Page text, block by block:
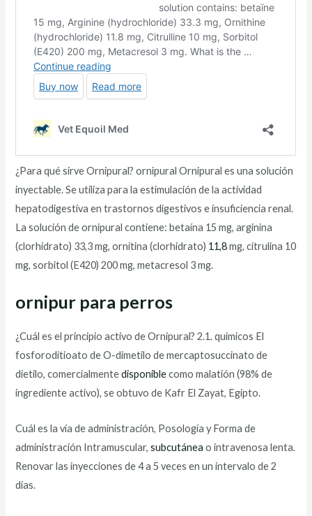
¿Para qué sirve Ornipural? ornipural Ornipural es una solución
inyectable. Se utiliza para la estimulación de la actividad
hepatodigestiva en trastornos digestivos e insuficiencia renal.
La solución de ornipural contiene: betaína 15 mg, arginina
(clorhidrato) 33,3 mg, ornitina (clorhidrato) 11,8mg, citrulina 10
mg, sorbitol (E420) 200 mg, metacresol 3 mg.
ornipur para perros
¿Cuál es el principio activo de Ornipural? 2.1. quimicos El
fosforoditioato de O-dimetilo de mercaptosuccinato de
dietilo, comercialmentedisponiblecomo malatión (98% de
ingrediente activo), se obtuvo de Kafr El Zayat, Egipto.
Cuál es la vía de administración, Posología y Forma de
administración Intramuscular,subcutáneao intravenosa lenta.
Renovar las inyecciones de 4 a 5 veces en un intervalo de 2
días.